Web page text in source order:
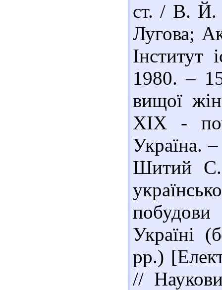
ст. / В. Й.
Лугова;
Інститут
1980. –
вищої
ХIХ -
Україна.
Шитий С.
Україні
рр.)
//